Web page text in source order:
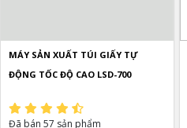
MÁY SẢN XUẤT TÚI GIẤY TỰ
ĐỘNG TỐC ĐỘ CAO LSD-700
Đã bán 57 sản phẩm